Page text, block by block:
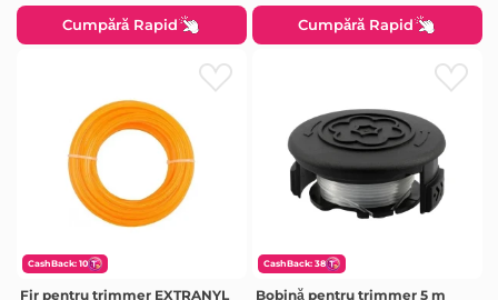
Cumpără Rapid Cumpără Rapid
CashBack: 10
Fir pentru trimmer EXTRANYL
CashBack: 38
Bobină pentru trimmer 5 m